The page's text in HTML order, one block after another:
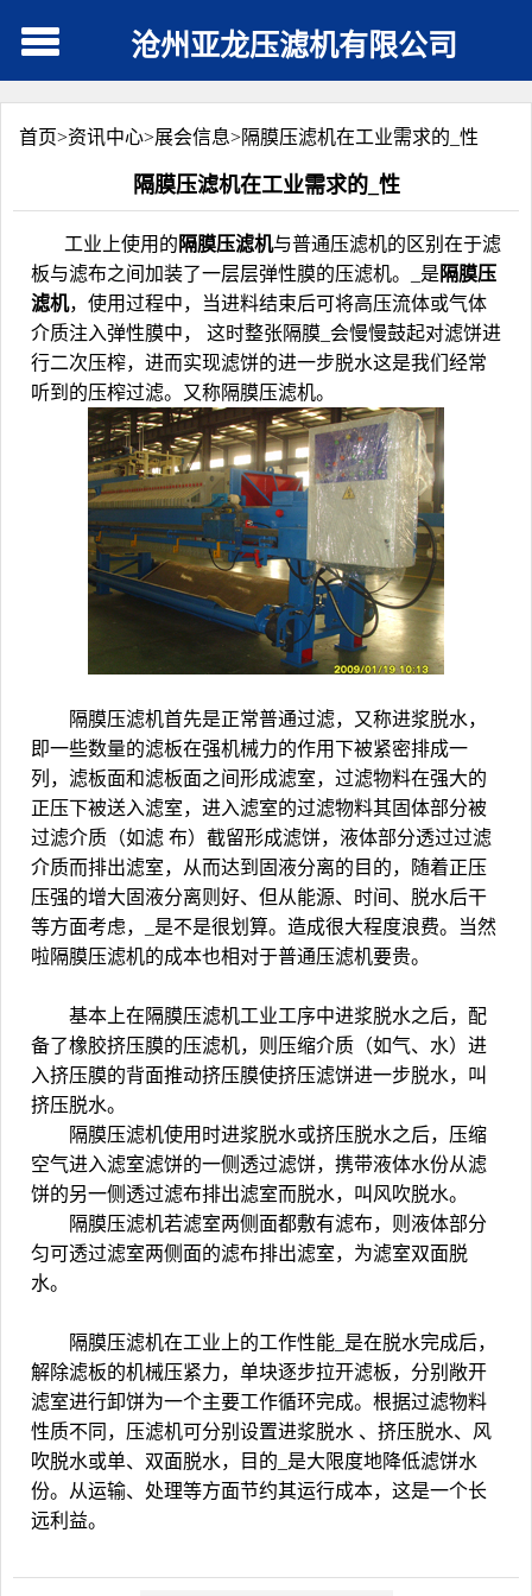
沧州亚龙压滤机有限公司
首页>资讯中心>展会信息>隔膜压滤机在工业需求的_性
隔膜压滤机在工业需求的_性
工业上使用的 隔膜压滤机与普通压滤机的区别在于滤
板与滤布之间加装了一层层弹性膜的压滤机。_是 隔膜压
滤机，使用过程中，当进料结束后可将高压流体或气体
介质注入弹性膜中， 这时整张隔膜_会慢慢鼓起对滤饼进
行二次压榨，进而实现滤饼的进一步脱水这是我们经常
听到的压榨过滤。又称隔膜压滤机。
隔膜压滤机首先是正常普通过滤，又称进浆脱水，
即一些数量的滤板在强机械力的作用下被紧密排成一
列，滤板面和滤板面之间形成滤室，过滤物料在强大的
正压下被送入滤室，进入滤室的过滤物料其固体部分被
过滤介质（如滤 布）截留形成滤饼，液体部分透过过滤
介质而排出滤室，从而达到固液分离的目的，随着正压
压强的增大固液分离则好、但从能源、时间、脱水后干
等方面考虑，_是不是很划算。造成很大程度浪费。当然
啦隔膜压滤机的成本也相对于普通压滤机要贵。
基本上在隔膜压滤机工业工序中进浆脱水之后，配
备了橡胶挤压膜的压滤机，则压缩介质（如气、水）进
入挤压膜的背面推动挤压膜使挤压滤饼进一步脱水，叫
挤压脱水。
隔膜压滤机使用时进浆脱水或挤压脱水之后，压缩
空气进入滤室滤饼的一侧透过滤饼，携带液体水份从滤
饼的另一侧透过滤布排出滤室而脱水，叫风吹脱水。
隔膜压滤机若滤室两侧面都敷有滤布，则液体部分
匀可透过滤室两侧面的滤布排出滤室，为滤室双面脱
水。
隔膜压滤机在工业上的工作性能_是在脱水完成后，
解除滤板的机械压紧力，单块逐步拉开滤板，分别敞开
滤室进行卸饼为一个主要工作循环完成。根据过滤物料
性质不同，压滤机可分别设置进浆脱水 、挤压脱水、风
吹脱水或单、双面脱水，目的_是大限度地降低滤饼水
份。从运输、处理等方面节约其运行成本，这是一个长
远利益。